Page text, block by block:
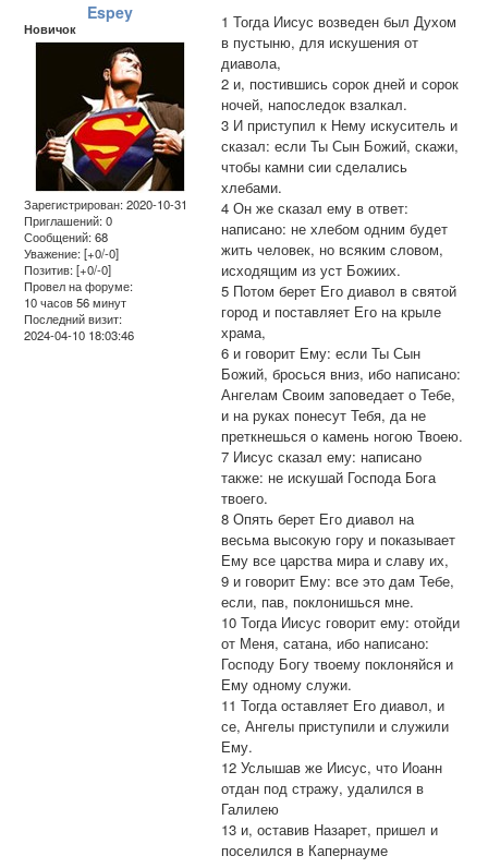
Espey
Новичок
Зарегистрирован: 2020-10-31
Приглашений:0
Сообщений:68
Уважение: [+0/-0]
Позитив: [+0/-0]
Провел на форуме:
10 часов 56 минут
Последний визит:
2024-04-10 18:03:46
1 Тогда Иисус возведен был Духом
в пустыню, для искушения от
диавола,
2 и, постившись сорок дней и сорок
ночей, напоследок взалкал.
3 И приступил к Нему искуситель и
сказал: если Ты Сын Божий, скажи,
чтобы камни сии сделались
хлебами.
4 Он же сказал ему в ответ:
написано: не хлебом одним будет
жить человек, но всяким словом,
исходящим из уст Божиих.
5 Потом берет Его диавол в святой
город и поставляет Его на крыле
храма,
6 и говорит Ему: если Ты Сын
Божий, бросься вниз, ибо написано:
Ангелам Своим заповедает о Тебе,
и на руках понесут Тебя, да не
преткнешься о камень ногою Твоею.
7 Иисус сказал ему: написано
также: не искушай Господа Бога
твоего.
8 Опять берет Его диавол на
весьма высокую гору и показывает
Ему все царства мира и славу их,
9 и говорит Ему: все это дам Тебе,
если, пав, поклонишься мне.
10 Тогда Иисус говорит ему: отойди
от Меня, сатана, ибо написано:
Господу Богу твоему поклоняйся и
Ему одному служи.
11 Тогда оставляет Его диавол, и
се, Ангелы приступили и служили
Ему.
12 Услышав же Иисус, что Иоанн
отдан под стражу, удалился в
Галилею
13 и, оставив Назарет, пришел и
поселился в Капернауме